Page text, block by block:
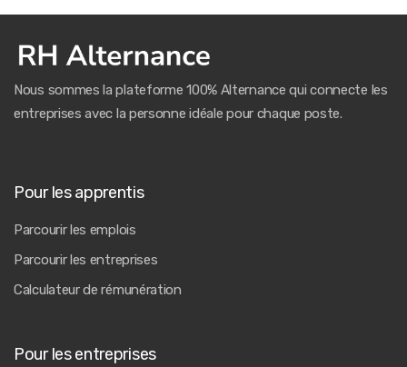
Nous sommes la plateforme 100% Alternance qui connecte les
entreprises avec la personne idéale pour chaque poste.
Pour les apprentis
Parcourir les emplois
Parcourir les entreprises
Calculateur de rémunération
Pour les entreprises